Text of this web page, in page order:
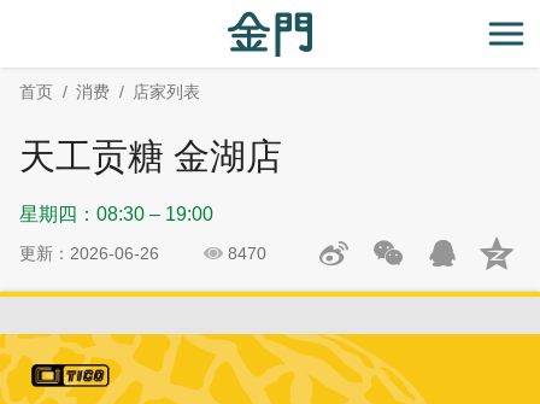
主
开
首页 消费 店家列表
天工贡糖 金湖店
星期四：08:30 – 19:00
更新：2026-06-26 8470
社